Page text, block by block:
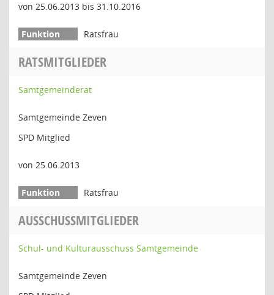
von 25.06.2013 bis 31.10.2016
Ratsfrau
RATSMITGLIEDER
Samtgemeinderat
Samtgemeinde Zeven
SPD Mitglied
von 25.06.2013
Ratsfrau
AUSSCHUSSMITGLIEDER
Schul- und Kulturausschuss Samtgemeinde
Samtgemeinde Zeven